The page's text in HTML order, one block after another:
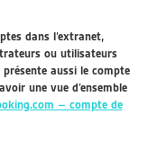
dans l’extranet,
ou utilisateurs
aussi le compte
une vue d’ensemble
– compte de